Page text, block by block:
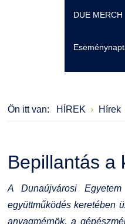
Moodle
Karrier
Könyvtár
Neptun
Szervezeti
Díjak,
DUE MERCH
Ön itt van: HÍREK Hírek
Bepillantás a
A Dunaújvárosi
együttműködés keretében
anyagmérnök, a